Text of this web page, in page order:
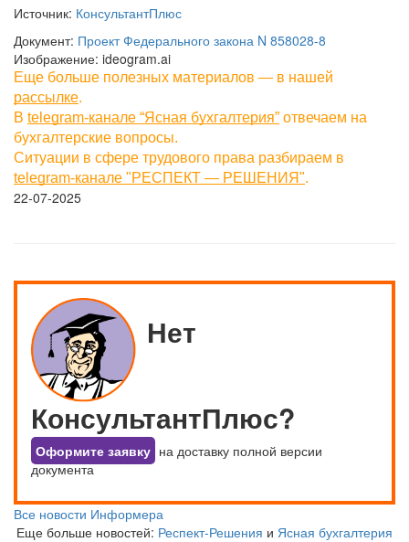
Источник: КонсультантПлюс
Документ: Проект Федерального закона N 858028-8
Изображение: ideogram.ai
Еще больше полезных материалов — в нашей
рассылке.
В telegram-канале “Ясная бухгалтерия” отвечаем на
бухгалтерские вопросы.
Ситуации в сфере трудового права разбираем в
telegram-канале "РЕСПЕКТ — РЕШЕНИЯ".
22-07-2025
Нет
КонсультантПлюс?
Оформите заявку на доставку полной версии
документа
Все новости Информера
Еще больше новостей: Респект-Решения и Ясная бухгалтерия